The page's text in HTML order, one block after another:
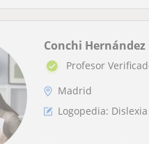
Conchi Hernández
Profesor
Madrid
Logopedia: Dislexia